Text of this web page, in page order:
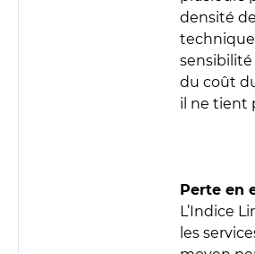
densité
du coût
il ne tient
Perte en
L’Indice
les